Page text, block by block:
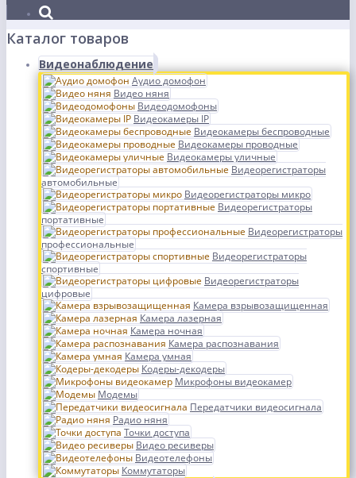
Каталог товаров
Видеонаблюдение
Аудио домофон
Видео няня
Видеодомофоны
Видеокамеры IP
Видеокамеры беспроводные
Видеокамеры проводные
Видеокамеры уличные
Видеорегистраторы
автомобильные
Видеорегистраторы микро
Видеорегистраторы
портативные
Видеорегистраторы
профессиональные
Видеорегистраторы
спортивные
Видеорегистраторы
цифровые
Камера взрывозащищенная
Камера лазерная
Камера ночная
Камера распознавания
Камера умная
Кодеры-декодеры
Микрофоны видеокамер
Модемы
Передатчики видеосигнала
Радио няня
Точки доступа
Видео ресиверы
Видеотелефоны
Коммутаторы